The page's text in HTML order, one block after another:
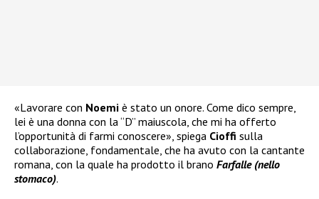
«Lavorare con Noemi è stato un onore. Come dico sempre,
lei è una donna con la “D” maiuscola, che mi ha offerto
l’opportunità di farmi conoscere», spiega Cioffi sulla
collaborazione, fondamentale, che ha avuto con la cantante
romana, con la quale ha prodotto il brano Farfalle (nello
stomaco).